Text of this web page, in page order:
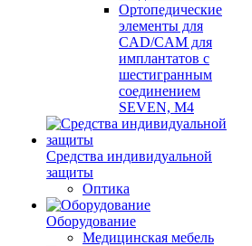
Ортопедические
элементы для
CAD/CAM для
имплантатов с
шестигранным
соединением
SEVEN, М4
Средства индивидуальной
защиты
Оптика
Оборудование
Медицинская мебель